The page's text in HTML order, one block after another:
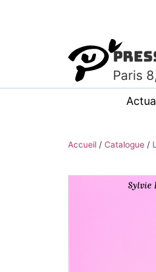
Paris 8
Accueil / Catalogue /